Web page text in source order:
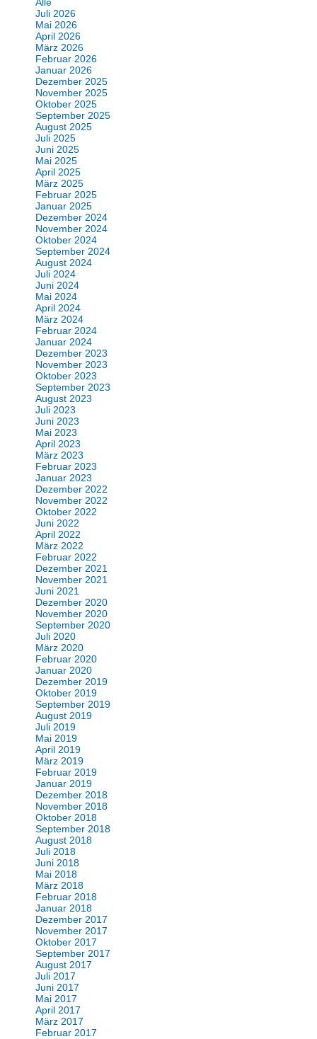
Juli 2026
Mai 2026
April 2026
März 2026
Februar 2026
Januar 2026
Dezember 2025
November 2025
Oktober 2025
September 2025
August 2025
Juli 2025
Juni 2025
Mai 2025
April 2025
März 2025
Februar 2025
Januar 2025
Dezember 2024
November 2024
Oktober 2024
September 2024
August 2024
Juli 2024
Juni 2024
Mai 2024
April 2024
März 2024
Februar 2024
Januar 2024
Dezember 2023
November 2023
Oktober 2023
September 2023
August 2023
Juli 2023
Juni 2023
Mai 2023
April 2023
März 2023
Februar 2023
Januar 2023
Dezember 2022
November 2022
Oktober 2022
Juni 2022
April 2022
März 2022
Februar 2022
Dezember 2021
November 2021
Juni 2021
Dezember 2020
November 2020
September 2020
Juli 2020
März 2020
Februar 2020
Januar 2020
Dezember 2019
Oktober 2019
September 2019
August 2019
Juli 2019
Mai 2019
April 2019
März 2019
Februar 2019
Januar 2019
Dezember 2018
November 2018
Oktober 2018
September 2018
August 2018
Juli 2018
Juni 2018
Mai 2018
März 2018
Februar 2018
Januar 2018
Dezember 2017
November 2017
Oktober 2017
September 2017
August 2017
Juli 2017
Juni 2017
Mai 2017
April 2017
März 2017
Februar 2017